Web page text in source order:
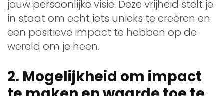
jouw persoonlijke visie. Deze vrijheid stelt je
in staat om echt iets unieks te creëren en
een positieve impact te hebben op de
wereld om je heen.
2. Mogelijkheid om impact